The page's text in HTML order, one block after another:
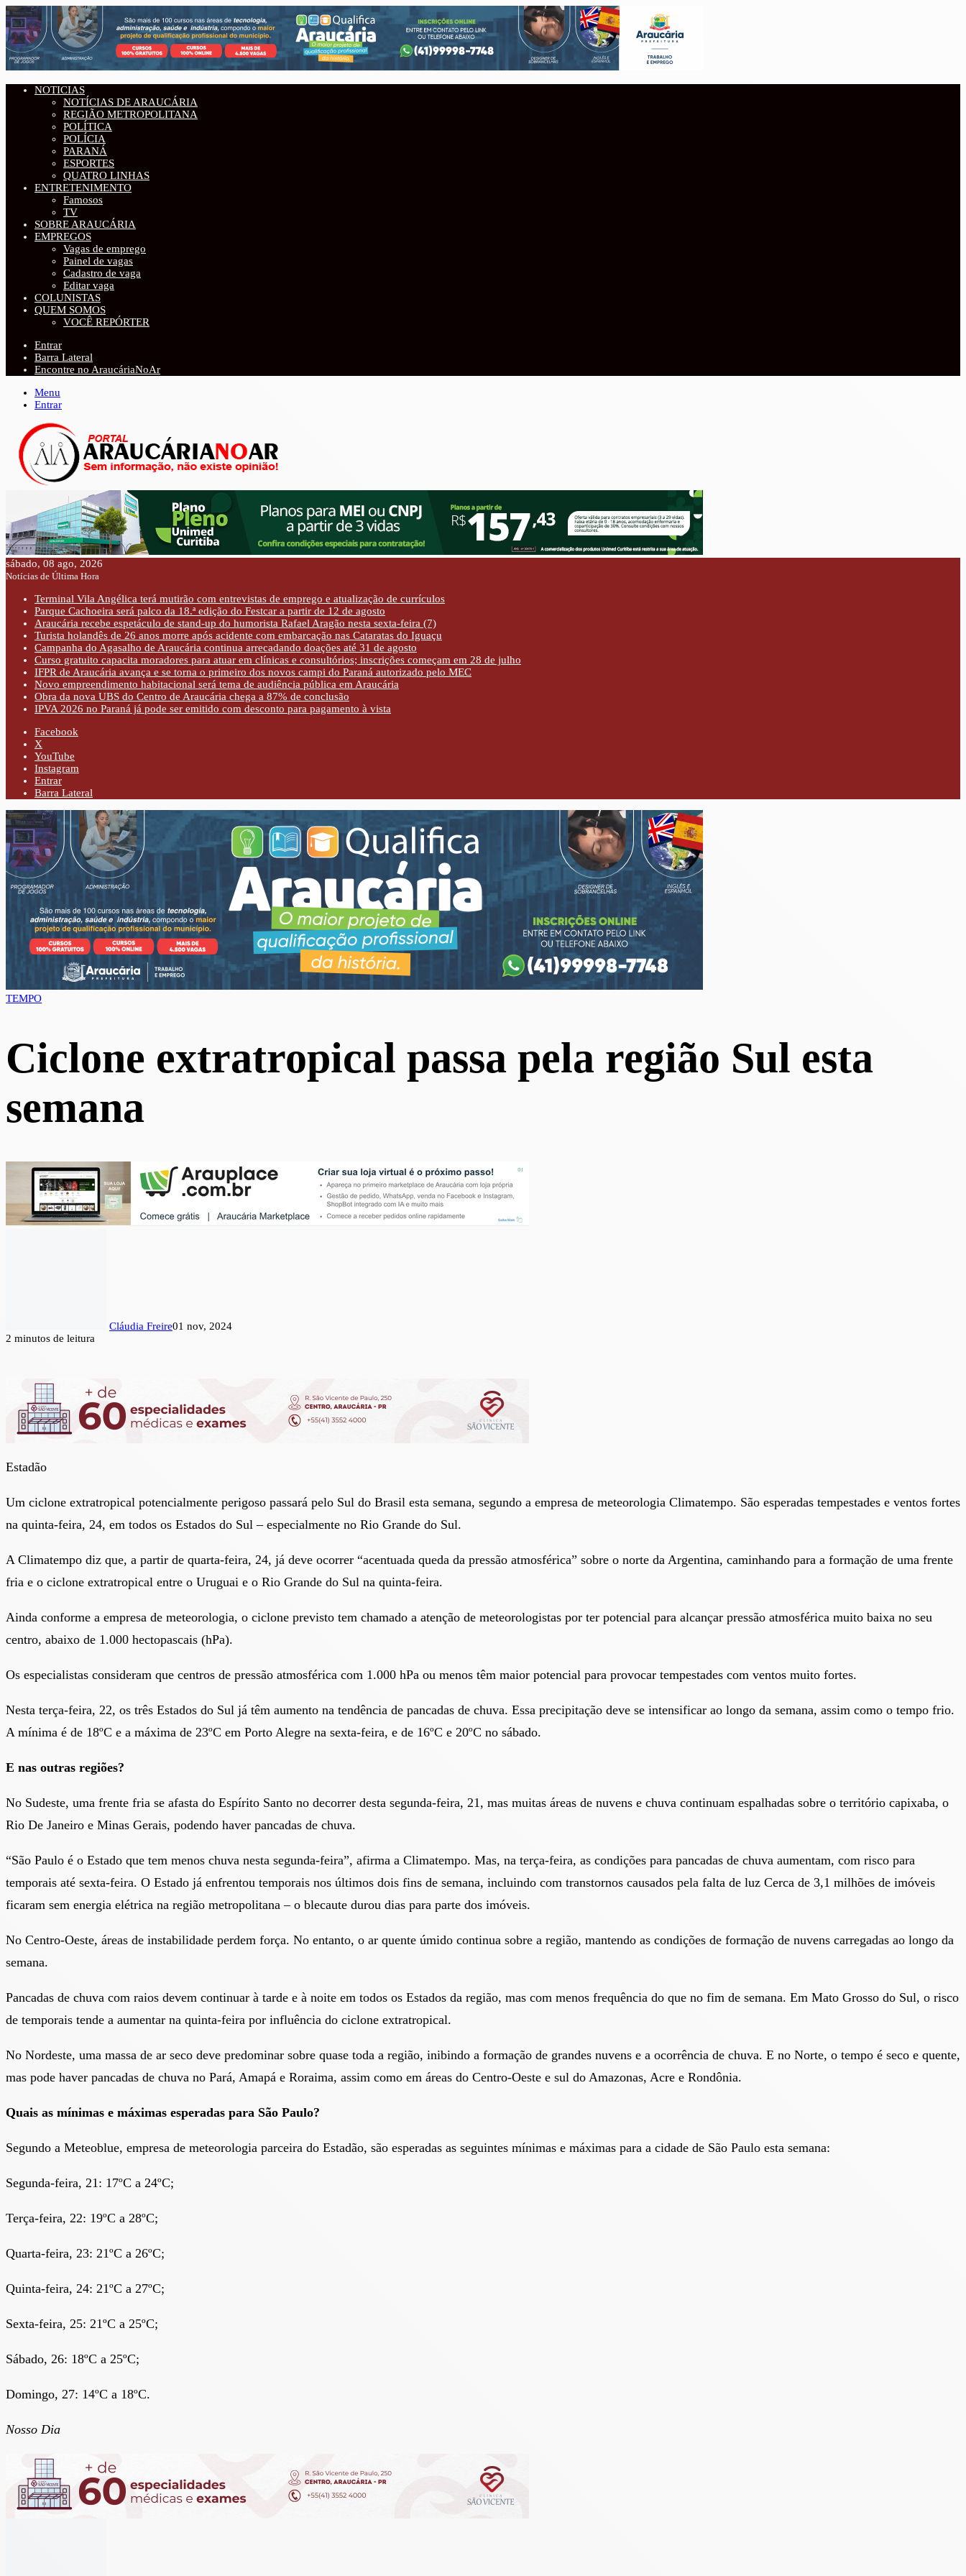
NOTICIAS
NOTÍCIAS DE ARAUCÁRIA
REGIÃO METROPOLITANA
POLÍTICA
POLÍCIA
PARANÁ
ESPORTES
QUATRO LINHAS
ENTRETENIMENTO
Famosos
TV
SOBRE ARAUCÁRIA
EMPREGOS
Vagas de emprego
Painel de vagas
Cadastro de vaga
Editar vaga
COLUNISTAS
QUEM SOMOS
VOCÊ REPÓRTER
Entrar
Barra Lateral
Encontre no AraucáriaNoAr
Menu
Entrar
sábado, 08 ago, 2026
Notícias de Última Hora
Terminal Vila Angélica terá mutirão com entrevistas de emprego e atualização de currículos
Parque Cachoeira será palco da 18.ª edição do Festcar a partir de 12 de agosto
Araucária recebe espetáculo de stand-up do humorista Rafael Aragão nesta sexta-feira (7)
Turista holandês de 26 anos morre após acidente com embarcação nas Cataratas do Iguaçu
Campanha do Agasalho de Araucária continua arrecadando doações até 31 de agosto
Curso gratuito capacita moradores para atuar em clínicas e consultórios; inscrições começam em 28 de julho
IFPR de Araucária avança e se torna o primeiro dos novos campi do Paraná autorizado pelo MEC
Novo empreendimento habitacional será tema de audiência pública em Araucária
Obra da nova UBS do Centro de Araucária chega a 87% de conclusão
IPVA 2026 no Paraná já pode ser emitido com desconto para pagamento à vista
Facebook
X
YouTube
Instagram
Entrar
Barra Lateral
TEMPO
Ciclone extratropical passa pela região Sul esta
semana
Cláudia Freire01 nov, 2024
2 minutos de leitura
Estadão
Um ciclone extratropical potencialmente perigoso passará pelo Sul do Brasil esta semana, segundo a empresa de meteorologia Climatempo. São esperadas tempestades e ventos fortes
na quinta-feira, 24, em todos os Estados do Sul – especialmente no Rio Grande do Sul.
A Climatempo diz que, a partir de quarta-feira, 24, já deve ocorrer “acentuada queda da pressão atmosférica” sobre o norte da Argentina, caminhando para a formação de uma frente
fria e o ciclone extratropical entre o Uruguai e o Rio Grande do Sul na quinta-feira.
Ainda conforme a empresa de meteorologia, o ciclone previsto tem chamado a atenção de meteorologistas por ter potencial para alcançar pressão atmosférica muito baixa no seu
centro, abaixo de 1.000 hectopascais (hPa).
Os especialistas consideram que centros de pressão atmosférica com 1.000 hPa ou menos têm maior potencial para provocar tempestades com ventos muito fortes.
Nesta terça-feira, 22, os três Estados do Sul já têm aumento na tendência de pancadas de chuva. Essa precipitação deve se intensificar ao longo da semana, assim como o tempo frio.
A mínima é de 18ºC e a máxima de 23ºC em Porto Alegre na sexta-feira, e de 16ºC e 20ºC no sábado.
E nas outras regiões?
No Sudeste, uma frente fria se afasta do Espírito Santo no decorrer desta segunda-feira, 21, mas muitas áreas de nuvens e chuva continuam espalhadas sobre o território capixaba, o
Rio De Janeiro e Minas Gerais, podendo haver pancadas de chuva.
“São Paulo é o Estado que tem menos chuva nesta segunda-feira”, afirma a Climatempo. Mas, na terça-feira, as condições para pancadas de chuva aumentam, com risco para
temporais até sexta-feira. O Estado já enfrentou temporais nos últimos dois fins de semana, incluindo com transtornos causados pela falta de luz Cerca de 3,1 milhões de imóveis
ficaram sem energia elétrica na região metropolitana – o blecaute durou dias para parte dos imóveis.
No Centro-Oeste, áreas de instabilidade perdem força. No entanto, o ar quente úmido continua sobre a região, mantendo as condições de formação de nuvens carregadas ao longo da
semana.
Pancadas de chuva com raios devem continuar à tarde e à noite em todos os Estados da região, mas com menos frequência do que no fim de semana. Em Mato Grosso do Sul, o risco
de temporais tende a aumentar na quinta-feira por influência do ciclone extratropical.
No Nordeste, uma massa de ar seco deve predominar sobre quase toda a região, inibindo a formação de grandes nuvens e a ocorrência de chuva. E no Norte, o tempo é seco e quente,
mas pode haver pancadas de chuva no Pará, Amapá e Roraima, assim como em áreas do Centro-Oeste e sul do Amazonas, Acre e Rondônia.
Quais as mínimas e máximas esperadas para São Paulo?
Segundo a Meteoblue, empresa de meteorologia parceira do Estadão, são esperadas as seguintes mínimas e máximas para a cidade de São Paulo esta semana:
Segunda-feira, 21: 17ºC a 24ºC;
Terça-feira, 22: 19ºC a 28ºC;
Quarta-feira, 23: 21ºC a 26ºC;
Quinta-feira, 24: 21ºC a 27ºC;
Sexta-feira, 25: 21ºC a 25ºC;
Sábado, 26: 18ºC a 25ºC;
Domingo, 27: 14ºC a 18ºC.
Nosso Dia